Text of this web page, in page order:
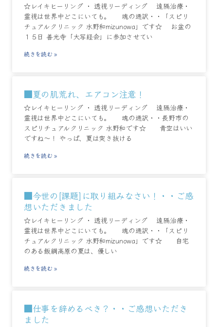
☆レイキヒーリング ・ 透視リーディング 遠隔治療・
霊視は世界中どこにいても。 魂の通訳・・「スピリ
チュアルクリニック 水野和mizunowa」です☆ お盆の
１５日 善光寺「大写経会」に参加させてい
続きを読む »
■夏の肌荒れ、エアコン注意！
☆レイキヒーリング ・ 透視リーディング 遠隔治療・
霊視は世界中どこにいても。 魂の通訳・・長野市の
スピリチュアルクリニック 水野和です☆ 青空はいい
ですね～！ やっぱ、夏は突き抜ける
続きを読む »
■今世の[課題]に取り組みなさい！・・ご感
想いただきました
☆レイキヒーリング ・ 透視リーディング 遠隔治療・
霊視は世界中どこにいても。 魂の通訳・・「スピリ
チュアルクリニック 水野和mizunowa」です☆ 自宅
のある飯綱高原の夏は、優しい
続きを読む »
■仕事を辞めるべき？・・ご感想いただき
ました